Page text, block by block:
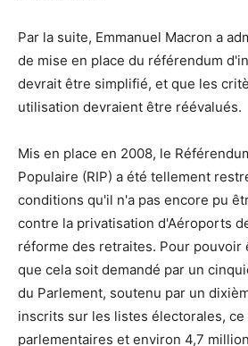
Par la suite, Emmanuel Macron a
de mise en place du référendum
devrait être simplifié, et que les
utilisation devraient être réévalués.
Mis en place en 2008, le
Populaire (RIP) a été tellement
conditions qu'il n'a pas encore pu
contre la privatisation d'Aéroports
réforme des retraites. Pour pouvoir
que cela soit demandé par un
du Parlement, soutenu par un
inscrits sur les listes électorales,
parlementaires et environ 4,7